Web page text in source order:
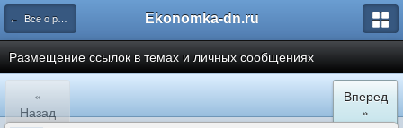
← Все о работе Экономки и ее форума Ekonomka-dn.ru
Размещение ссылок в темах и личных сообщениях
«
Назад
Вперед
»